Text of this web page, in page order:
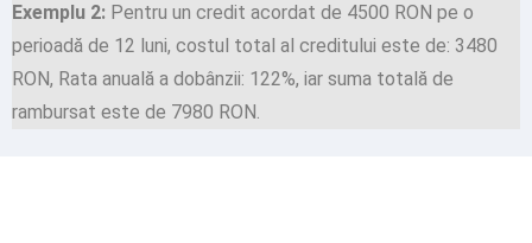
Exemplu 2: Pentru un credit acordat de 4500 RON pe o
perioadă de 12 luni, costul total al creditului este de: 3480
RON, Rata anuală a dobânzii: 122%, iar suma totală de
rambursat este de 7980 RON.